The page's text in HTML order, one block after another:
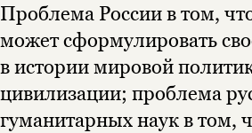
Проблема России в том,
может сформулировать
в истории мировой
цивилизации; проблема
гуманитарных наук в том,
Подписка на
Этой книги
нет в продаже.